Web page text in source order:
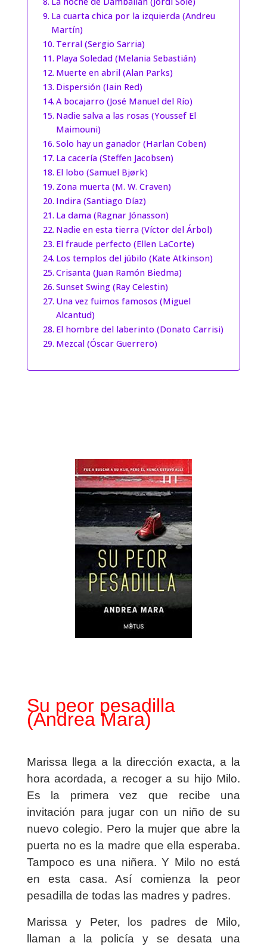
La cuarta chica por la izquierda (Andreu
Martín)
Terral (Sergio Sarria)
Playa Soledad (Melania Sebastián)
Muerte en abril (Alan Parks)
Dispersión (Iain Red)
A bocajarro (José Manuel del Río)
Nadie salva a las rosas (Youssef El
Maimouni)
Solo hay un ganador (Harlan Coben)
La cacería (Steffen Jacobsen)
El lobo (Samuel Bjørk)
Zona muerta (M. W. Craven)
Indira (Santiago Díaz)
La dama (Ragnar Jónasson)
Nadie en esta tierra (Víctor del Árbol)
El fraude perfecto (Ellen LaCorte)
Los templos del júbilo (Kate Atkinson)
Crisanta (Juan Ramón Biedma)
Sunset Swing (Ray Celestin)
Una vez fuimos famosos (Miguel
Alcantud)
El hombre del laberinto (Donato Carrisi)
Mezcal (Óscar Guerrero)
Su peor pesadilla
(Andrea Mara)
Marissa llega a la dirección exacta, a la
hora acordada, a recoger a su hijo Milo.
Es la primera vez que recibe una
invitación para jugar con un niño de su
nuevo colegio. Pero la mujer que abre la
puerta no es la madre que ella esperaba.
Tampoco es una niñera. Y Milo no está
en esta casa. Así comienza la peor
pesadilla de todas las madres y padres.
Marissa y Peter, los padres de Milo,
llaman a la policía y se desata una